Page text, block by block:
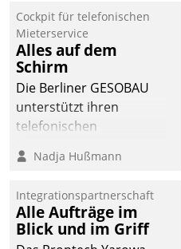
Jahresbeginn eine
Überblick, Einsicht und
Eingriff bietende Lösung.
Zur Entwicklung setzte
man auf
Cloudtechnologie,
bewährte und Startup-
agile Projektmethoden.
Cockpit für telefonischen
Mieterservice
Alles auf dem
Schirm
Die Berliner GESOBAU
unterstützt ihren
telefonischen
digitalen Cockpit, das
passende Fragen und
Schlagworte auswirft.
Eine intuitive
Nadja Hußmann
Integrationspartnerschaft
Alle Aufträge im
Blick und im Griff